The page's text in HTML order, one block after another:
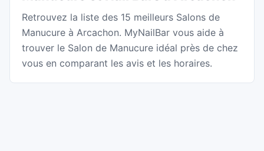
Retrouvez la liste des 15 meilleurs Salons de
Manucure à Arcachon. MyNailBar vous aide à
trouver le Salon de Manucure idéal près de chez
vous en comparant les avis et les horaires.